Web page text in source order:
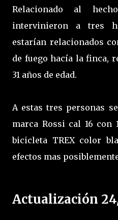
Relacionado al
intervinieron a tres
estarían relacionados
de fuego hacía la finca,
31 años de edad.
A estas tres personas
marca Rossi cal 16 con
bicicleta TREX color
efectos mas
Actualización